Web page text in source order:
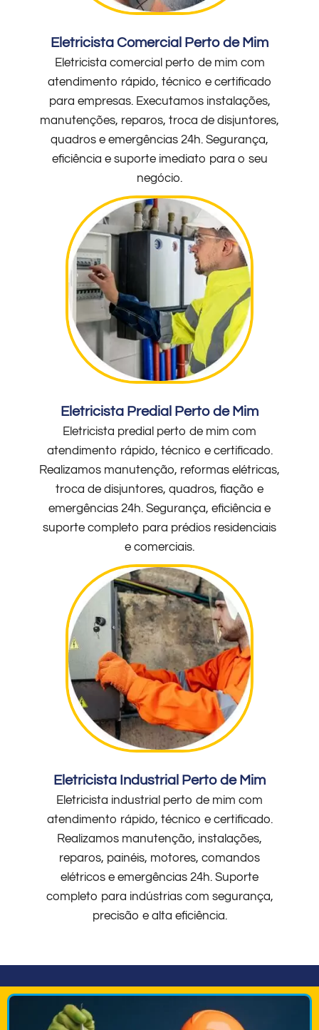
Eletricista Comercial Perto de Mim
Eletricista comercial perto de mim com
atendimento rápido, técnico e certificado
para empresas. Executamos instalações,
manutenções, reparos, troca de disjuntores,
quadros e emergências 24h. Segurança,
eficiência e suporte imediato para o seu
negócio.
Eletricista Predial Perto de Mim
Eletricista predial perto de mim com
atendimento rápido, técnico e certificado.
Realizamos manutenção, reformas elétricas,
troca de disjuntores, quadros, fiação e
emergências 24h. Segurança, eficiência e
suporte completo para prédios residenciais
e comerciais.
Eletricista Industrial Perto de Mim
Eletricista industrial perto de mim com
atendimento rápido, técnico e certificado.
Realizamos manutenção, instalações,
reparos, painéis, motores, comandos
elétricos e emergências 24h. Suporte
completo para indústrias com segurança,
precisão e alta eficiência.